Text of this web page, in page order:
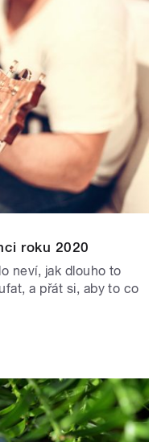
roku 2020
neví, jak dlouho to
a přát si, aby to co